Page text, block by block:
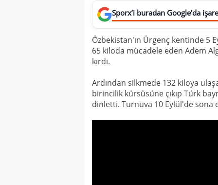
Sporx’i buradan Google’da
Özbekistan'ın Ürgenç kentinde 5
65 kiloda mücadele eden Adem
kırdı.
Ardından silkmede 132 kiloya
birincilik kürsüsüne çıkıp Türk
dinletti. Turnuva 10 Eylül'de sona